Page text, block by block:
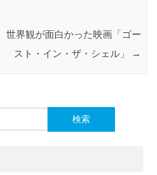
世界観が面白かった映画「ゴー
スト・イン・ザ・シェル」
→